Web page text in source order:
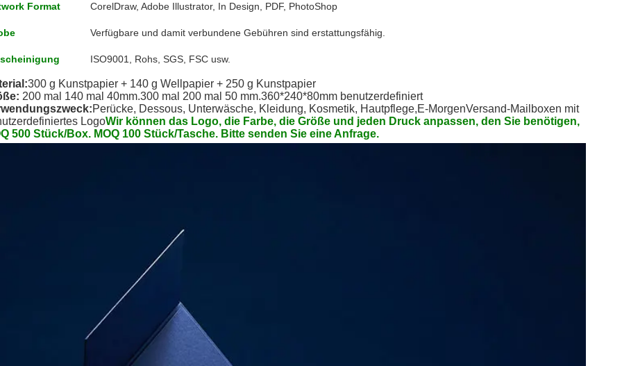
Format CorelDraw, Adobe Illustrator, In Design, PDF, PhotoShop
Verfügbare und damit verbundene Gebühren sind erstattungsfähig.
ISO9001, Rohs, SGS, FSC usw.
300 g Kunstpapier + 140 g Wellpapier + 250 g Kunstpapier
200 mal 140 mal 40mm.300 mal 200 mal 50 mm.360*240*80mm benutzerdefiniert
Perücke, Dessous, Unterwäsche, Kleidung, Kosmetik, Hautpflege,E-MorgenVersand-Mailboxen mit
LogoWir können das Logo, die Farbe, die Größe und jeden Druck anpassen, den Sie benötigen,
500 Stück/Box. MOQ 100 Stück/Tasche. Bitte senden Sie eine Anfrage.